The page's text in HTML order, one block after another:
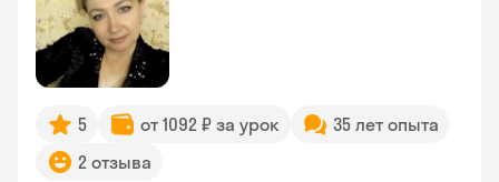
5 от 1092 ₽ за урок
35 лет опыта
2 отзыва